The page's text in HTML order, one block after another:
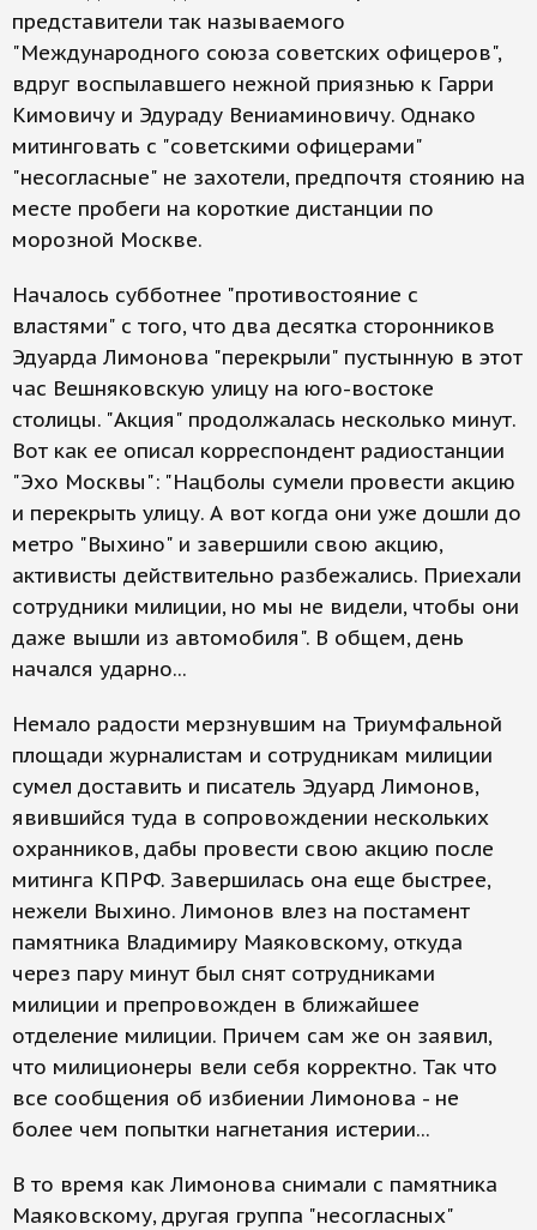
представители так называемого
"Международного союза советских офицеров",
вдруг воспылавшего нежной приязнью к Гарри
Кимовичу и Эдураду Вениаминовичу. Однако
митинговать с "советскими офицерами"
"несогласные" не захотели, предпочтя стоянию на
месте пробеги на короткие дистанции по
морозной Москве.
Началось субботнее "противостояние с
властями" с того, что два десятка сторонников
Эдуарда Лимонова "перекрыли" пустынную в этот
час Вешняковскую улицу на юго-востоке
столицы. "Акция" продолжалась несколько минут.
Вот как ее описал корреспондент радиостанции
"Эхо Москвы": "Нацболы сумели провести акцию
и перекрыть улицу. А вот когда они уже дошли до
метро "Выхино" и завершили свою акцию,
активисты действительно разбежались. Приехали
сотрудники милиции, но мы не видели, чтобы они
даже вышли из автомобиля". В общем, день
начался ударно...
Немало радости мерзнувшим на Триумфальной
площади журналистам и сотрудникам милиции
сумел доставить и писатель Эдуард Лимонов,
явившийся туда в сопровождении нескольких
охранников, дабы провести свою акцию после
митинга КПРФ. Завершилась она еще быстрее,
нежели Выхино. Лимонов влез на постамент
памятника Владимиру Маяковскому, откуда
через пару минут был снят сотрудниками
милиции и препровожден в ближайшее
отделение милиции. Причем сам же он заявил,
что милиционеры вели себя корректно. Так что
все сообщения об избиении Лимонова - не
более чем попытки нагнетания истерии...
В то время как Лимонова снимали с памятника
Маяковскому, другая группа "несогласных"